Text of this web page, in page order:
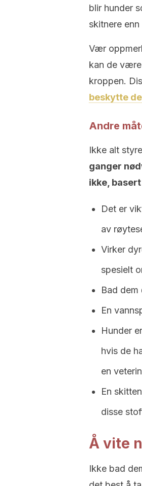
blir hunder
skitnere
Vær
kan de være
kroppen.
beskytte
Andre
Ikke alt
ganger
ikke,
Det er
av
Virker
spesielt
Bad
En
Hunder
hvis de
en
En
disse
Å vite
Ikke bad